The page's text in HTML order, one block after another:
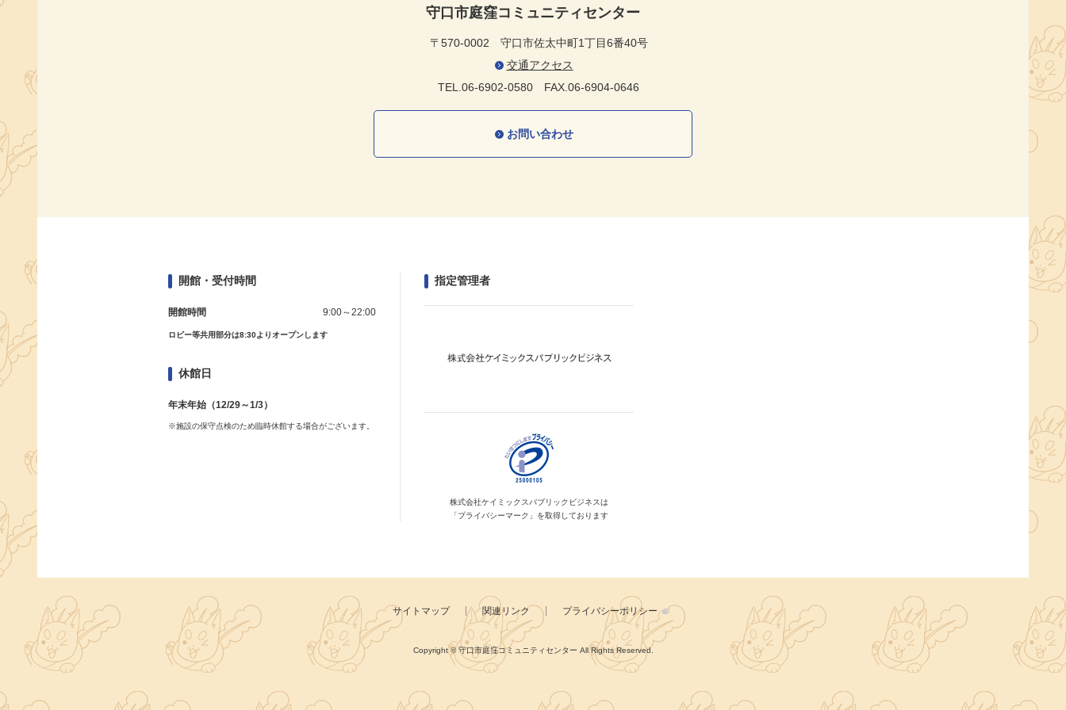
守口市庭窪コミュニティセンター
〒570-0002 守口市佐太中町1丁目6番40号
交通アクセス
TEL.06-6902-0580 FAX.06-6904-0646
お問い合わせ
開館・受付時間
開館時間 9:00～22:00
ロビー等共用部分は8:30よりオープンします
休館日
年末年始（12/29～1/3）
※施設の保守点検のため臨時休館する場合がございます。
指定管理者
株式会社ケイミックス パブリックビジネスは
「プライバシーマーク」を取得しております
サイトマップ 関連リンク プライバシーポリシー
Copyright © 守口市庭窪コミュニティセンター All Rights Reserved.